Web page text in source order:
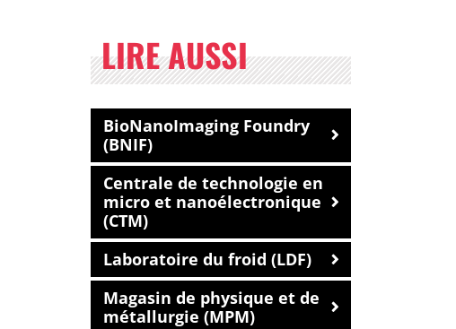
LIRE AUSSI
BioNanoImaging Foundry
(BNIF)
Centrale de technologie en
micro et nanoélectronique
(CTM)
Laboratoire du froid (LDF)
Magasin de physique et de
métallurgie (MPM)